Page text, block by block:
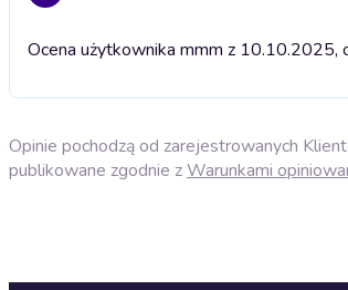
Ocena użytkownika mmm z 10.10.2025,
Opinie pochodzą od zarejestrowanych
publikowane zgodnie zWarunkami